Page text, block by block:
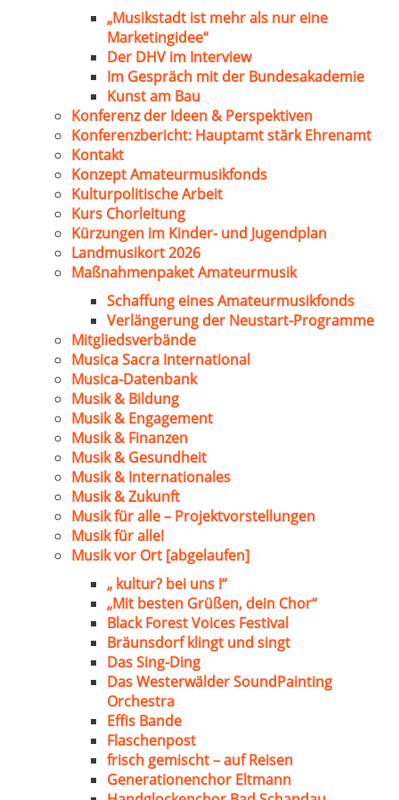
„Musikstadt ist mehr als nur eine
Marketingidee“
Der DHV im Interview
Im Gespräch mit der Bundesakademie
Kunst am Bau
Konferenz der Ideen & Perspektiven
Konferenzbericht: Hauptamt stärk Ehrenamt
Kontakt
Konzept Amateurmusikfonds
Kulturpolitische Arbeit
Kurs Chorleitung
Kürzungen im Kinder- und Jugendplan
Landmusikort 2026
Maßnahmenpaket Amateurmusik
Schaffung eines Amateurmusikfonds
Verlängerung der Neustart-Programme
Mitgliedsverbände
Musica Sacra International
Musica-Datenbank
Musik & Bildung
Musik & Engagement
Musik & Finanzen
Musik & Gesundheit
Musik & Internationales
Musik & Zukunft
Musik für alle – Projektvorstellungen
Musik für alle!
Musik vor Ort [abgelaufen]
„ kultur? bei uns !“
„Mit besten Grüßen, dein Chor“
Black Forest Voices Festival
Bräunsdorf klingt und singt
Das Sing-Ding
Das Westerwälder SoundPainting
Orchestra
Effis Bande
Flaschenpost
frisch gemischt – auf Reisen
Generationenchor Eltmann